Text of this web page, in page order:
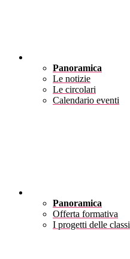
Panoramica
Le notizie
Le circolari
Calendario eventi
Panoramica
Offerta formativa
I progetti delle classi